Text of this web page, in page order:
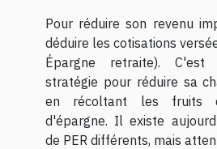
Pour réduire son revenu
déduire les cotisations
Épargne retraite). C'est
stratégie pour réduire sa
en récoltant les fruits
d'épargne. Il existe
de PER différents, mais